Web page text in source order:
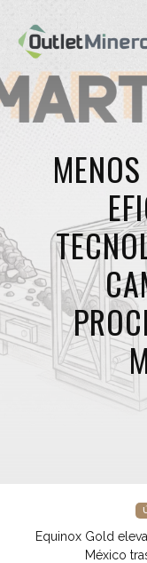
Equinox Gold
México